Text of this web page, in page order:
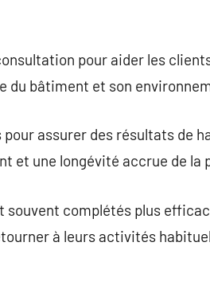
pour aider les
du bâtiment et son
assurer des résultats de
et une longévité accrue de la
souvent complétés plus
à leurs activités